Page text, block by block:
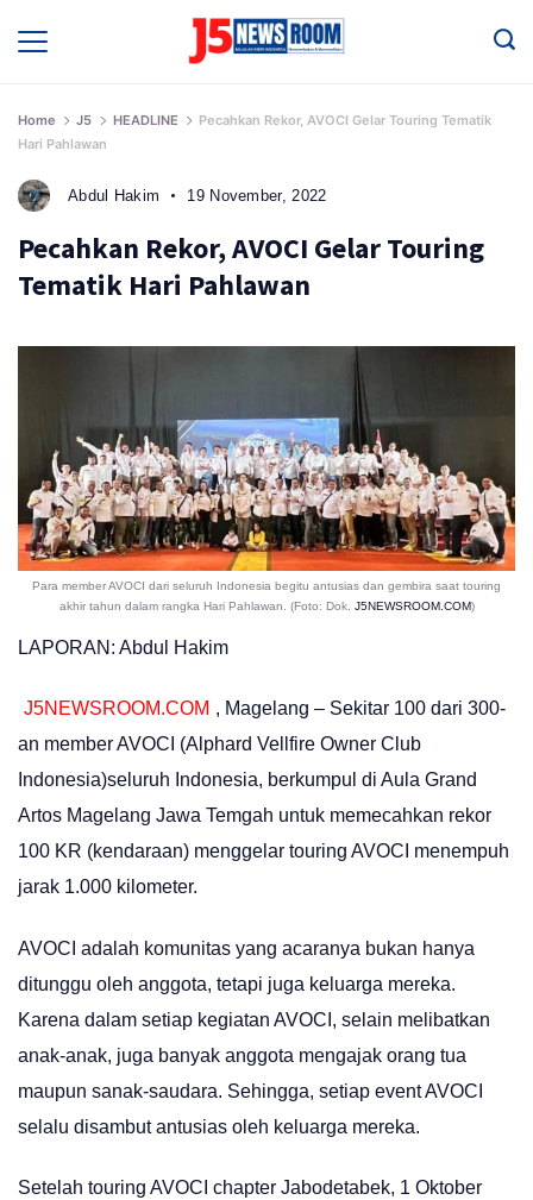
Home J5 HEADLINE
Pecahkan Rekor, AVOCI Gelar Touring Tematik
Hari Pahlawan
Abdul Hakim 19 November, 2022
Pecahkan Rekor, AVOCI Gelar Touring
Tematik Hari Pahlawan
Para member AVOCI dari seluruh Indonesia begitu antusias dan gembira saat touring
akhir tahun dalam rangka Hari Pahlawan. (Foto: Dok. J5NEWSROOM.COM)
LAPORAN: Abdul Hakim
J5NEWSROOM.COM , Magelang – Sekitar 100 dari 300-
an member AVOCI (Alphard Vellfire Owner Club
Indonesia)seluruh Indonesia, berkumpul di Aula Grand
Artos Magelang Jawa Temgah untuk memecahkan rekor
100 KR (kendaraan) menggelar touring AVOCI menempuh
jarak 1.000 kilometer.
AVOCI adalah komunitas yang acaranya bukan hanya
ditunggu oleh anggota, tetapi juga keluarga mereka.
Karena dalam setiap kegiatan AVOCI, selain melibatkan
anak-anak, juga banyak anggota mengajak orang tua
maupun sanak-saudara. Sehingga, setiap event AVOCI
selalu disambut antusias oleh keluarga mereka.
Setelah touring AVOCI chapter Jabodetabek, 1 Oktober